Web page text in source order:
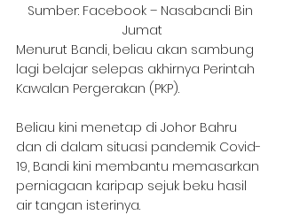
Sumber: Facebook – Nasabandi Bin
Jumat
Menurut Bandi, beliau akan sambung
lagi belajar selepas akhirnya Perintah
Kawalan Pergerakan (PKP).
Beliau kini menetap di Johor Bahru
dan di dalam situasi pandemik Covid-
19, Bandi kini membantu memasarkan
perniagaan karipap sejuk beku hasil
air tangan isterinya.